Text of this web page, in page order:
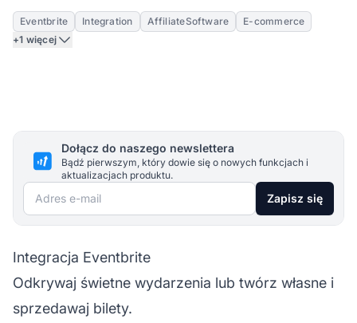
Eventbrite Integration AffiliateSoftware
E-commerce
+1 więcej
Dołącz do naszego newslettera
Bądź pierwszym, który dowie się o nowych funkcjach i
aktualizacjach produktu.
Adres e-mail Zapisz się
Integracja Eventbrite
Odkrywaj świetne wydarzenia lub twórz własne i
sprzedawaj bilety.